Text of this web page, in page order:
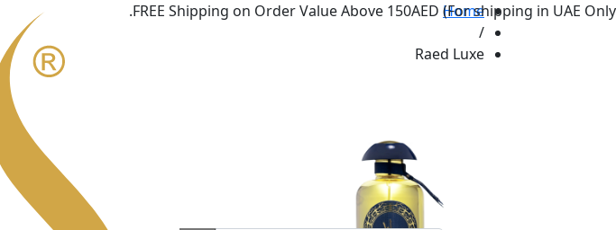
FREE Shipping on Order Value Above 150AED (For shipping in UAE Only.
Home
/
Raed Luxe